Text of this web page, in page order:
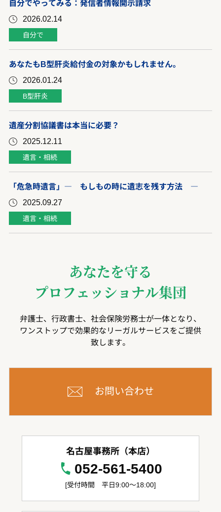
自分でやってみる：発信者情報開示請求
2026.02.14
自分で
あなたもB型肝炎給付金の対象かもしれません。
2026.01.24
B型肝炎
遺産分割協議書は本当に必要？
2025.12.11
遺言・相続
「危急時遺言」― もしもの時に遺志を残す方法 ―
2025.09.27
遺言・相続
あなたを守る
プロフェッショナル集団
弁護士、行政書士、社会保険労務士が一体となり、
ワンストップで効果的なリーガルサービスをご提供
致します。
お問い合わせ
名古屋事務所（本店）
052-561-5400
[受付時間 平日9:00～18:00]